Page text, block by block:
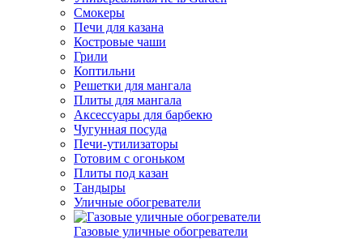
Смокеры
Печи для казана
Костровые чаши
Грили
Коптильни
Решетки для мангала
Плиты для мангала
Аксессуары для барбекю
Чугунная посуда
Печи-утилизаторы
Готовим с огоньком
Плиты под казан
Тандыры
Уличные обогреватели
Газовые уличные обогреватели